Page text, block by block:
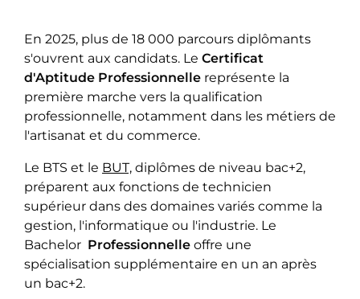
En 2025, plus de 18 000 parcours diplômants
s'ouvrent aux candidats. Le Certificat
d'Aptitude Professionnelle représente la
première marche vers la qualification
professionnelle, notamment dans les métiers de
l'artisanat et du commerce.
Le BTS et le BUT, diplômes de niveau bac+2,
préparent aux fonctions de technicien
supérieur dans des domaines variés comme la
gestion, l'informatique ou l'industrie. Le
Bachelor Professionnelle offre une
spécialisation supplémentaire en un an après
un bac+2.